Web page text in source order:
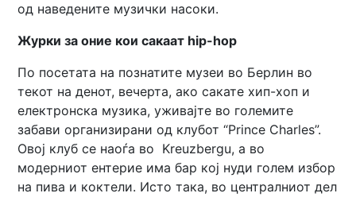
од наведените музички насоки.
Журки за оние кои сакаат hip-hop
По посетата на познатите музеи во Берлин во
текот на денот, вечерта, ако сакате хип-хоп и
електронска музика, уживајте во големите
забави организирани од клубот “Prince Charles”.
Овој клуб се наоѓа во Kreuzbergu, а во
модерниот ентерие има бар кој нуди голем избор
на пива и коктели. Исто така, во централниот дел